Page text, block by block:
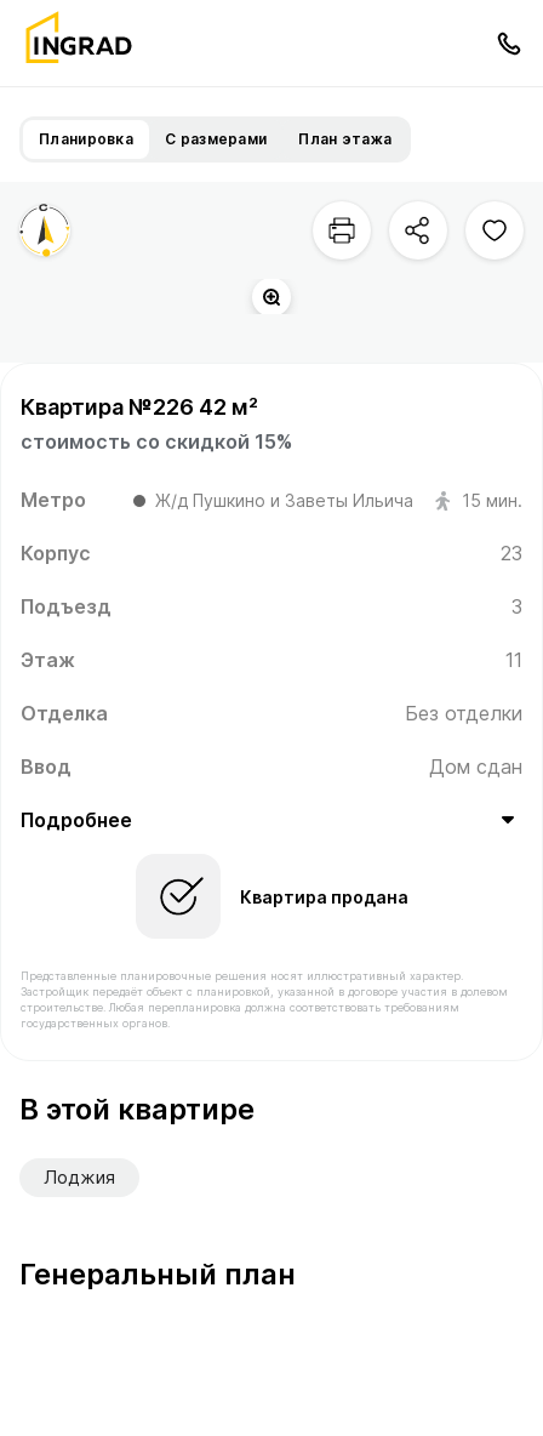
Планировка С размерами План этажа
Квартира №226 42 м²
стоимость со скидкой 15%
Метро Ж/д Пушкино и Заветы Ильича 15 мин.
Корпус 23
Подъезд 3
Этаж 11
Отделка Без отделки
Ввод Дом сдан
Подробнее
Квартира продана
Представленные планировочные решения носят иллюстративный характер.
Застройщик передаёт объект с планировкой, указанной в договоре участия в долевом
строительстве. Любая перепланировка должна соответствовать требованиям
государственных органов.
В этой квартире
Лоджия
Генеральный план